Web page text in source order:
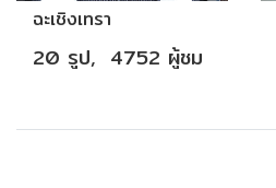
ฉะเชิงเทรา
20 รูป, 4752 ผู้ชม